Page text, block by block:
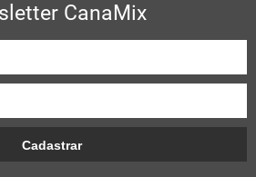
CanaMix